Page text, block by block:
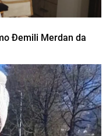
Đemili Merdan da